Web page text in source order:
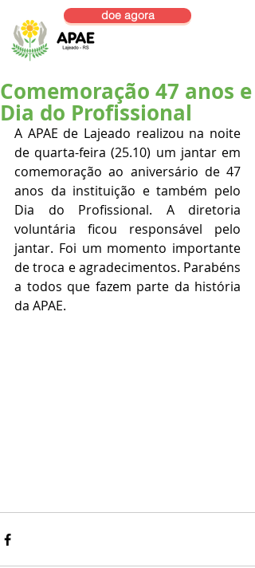
doe agora
Comemoração 47 anos e
Dia do Profissional
A APAE de Lajeado realizou na noite
de quarta-feira (25.10) um jantar em
comemoração ao aniversário de 47
anos da instituição e também pelo
Dia do Profissional. A diretoria
voluntária ficou responsável pelo
jantar. Foi um momento importante
de troca e agradecimentos. Parabéns
a todos que fazem parte da história
da APAE.